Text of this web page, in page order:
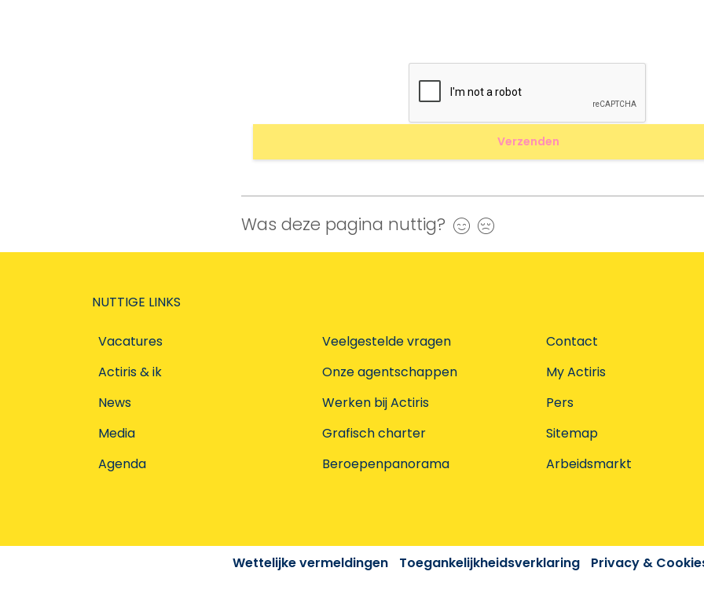
Was deze pagina nuttig? Ja
NUTTIGE LINKS
Vacatures
Actiris & ik
News
Media
Agenda
Veelgestelde vragen
Onze agentschappen
Werken bij Actiris
Grafisch charter
Beroepenpanorama
Contact
My Actiris
Pers
Sitemap
Arbeidsmarkt
Wettelijke vermeldingen Toegankelijkheidsverklaring Privacy &